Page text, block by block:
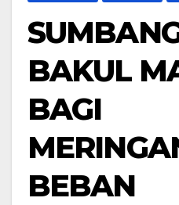
BAKUL
BAGI
BEBAN